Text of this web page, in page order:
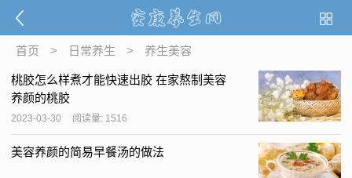
首页 > 日常养生 > 养生美容
桃胶怎么样煮才能快速出胶 在家熬制美容
养颜的桃胶
2023-03-30 阅读量: 1516
美容养颜的简易早餐汤的做法